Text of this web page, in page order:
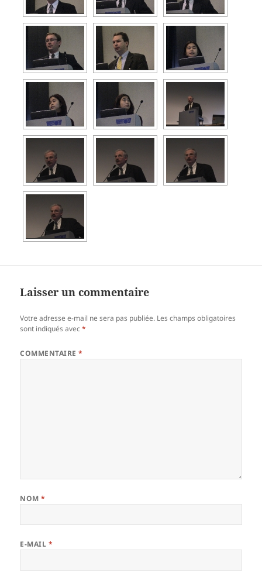
Laisser un commentaire
Votre adresse e-mail ne sera pas publiée. Les champs obligatoires
sont indiqués avec*
COMMENTAIRE*
NOM*
E-MAIL *